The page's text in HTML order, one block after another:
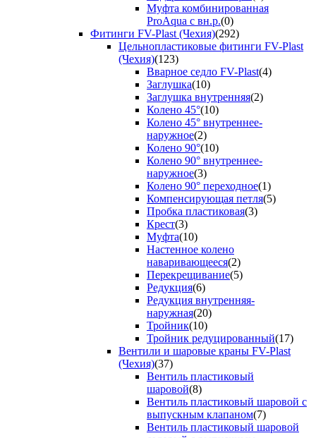
Муфта комбинированная
ProAqua с вн.р.(0)
Фитинги FV-Plast (Чехия)(292)
Цельнопластиковые фитинги FV-Plast
(Чехия)(123)
Вварное седло FV-Plast(4)
Заглушка(10)
Заглушка внутренняя(2)
Колено 45°(10)
Колено 45° внутреннее-
наружное(2)
Колено 90°(10)
Колено 90° внутреннее-
наружное(3)
Колено 90° переходное(1)
Компенсирующая петля(5)
Пробка пластиковая(3)
Крест(3)
Муфта(10)
Настенное колено
наваривающееся(2)
Перекрещивание(5)
Редукция(6)
Редукция внутренняя-
наружная(20)
Тройник(10)
Тройник редуцированный(17)
Вентили и шаровые краны FV-Plast
(Чехия)(37)
Вентиль пластиковый
шаровой(8)
Вентиль пластиковый шаровой с
выпускным клапаном(7)
Вентиль пластиковый шаровой